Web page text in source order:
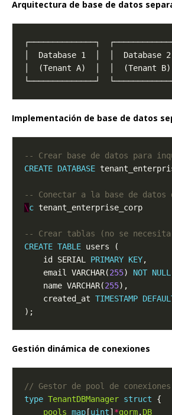
Arquitectura de base de datos
Implementación de base de datos
CREATE DATABASE
\c
CREATE TABLE
    id SERIAL
PRIMARY KEY
    email VARCHAR(
255) NOT NULL
    name VARCHAR(
255
    created_at
TIMESTAMP
Gestión dinámica de conexiones
type TenantDBManager struct
pools map [uint] *gorm. DB